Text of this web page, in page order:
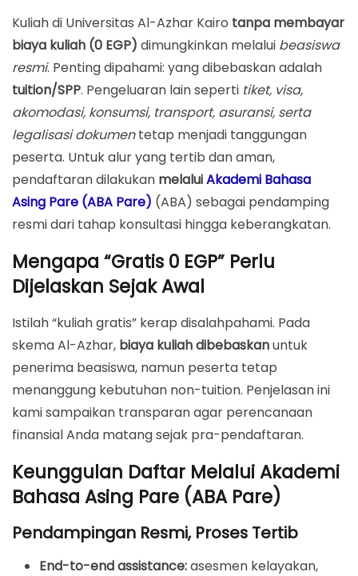
Mengapa “Gratis 0 EGP” Perlu Dijelaskan Sejak Awal
Keunggulan Daftar Melalui Akademi Bahasa Asing
Pare (ABA Pare)
Pendampingan Resmi, Proses Tertib
Legalitas & Kredibilitas Lembaga
Perbedaan Biaya Kuliah (0 EGP) vs. Biaya Non-Tuition
Yang Dibebaskan (Beasiswa)
Yang Wajib Disiapkan Peserta
Jalur Resmi & Peran Akademi Bahasa Asing Pare
(ABA Pare)
Langkah Pendaftaran 2025/2026 Melalui ABA
Persyaratan & Dokumen
Wajib
Opsional/Spesifik Skema
Layanan Tambahan ABA: Legalisasi & Persiapan
Bahasa Arab
Perencanaan)
Anti-Penipuan: Prinsip Keamanan Berkas &
Pembayaran
Strategi Lolos: Rekomendasi Akademik
Kuliah di Universitas Al-Azhar Kairo tanpa membayar
biaya kuliah (0 EGP) dimungkinkan melalui beasiswa
resmi. Penting dipahami: yang dibebaskan adalah
tuition/SPP. Pengeluaran lain seperti tiket, visa,
akomodasi, konsumsi, transport, asuransi, serta
legalisasi dokumentetap menjadi tanggungan
peserta. Untuk alur yang tertib dan aman,
pendaftaran dilakukan melaluiAkademi Bahasa
Asing Pare (ABA Pare) (ABA) sebagai pendamping
resmi dari tahap konsultasi hingga keberangkatan.
Mengapa “Gratis 0 EGP” Perlu
Dijelaskan Sejak Awal
Istilah “kuliah gratis” kerap disalahpahami. Pada
skema Al-Azhar, biaya kuliah dibebaskanuntuk
penerima beasiswa, namun peserta tetap
menanggung kebutuhan non-tuition. Penjelasan ini
kami sampaikan transparan agar perencanaan
finansial Anda matang sejak pra-pendaftaran.
Keunggulan Daftar Melalui Akademi
Bahasa Asing Pare (ABA Pare)
Pendampingan Resmi, Proses Tertib
End-to-end assistance:asesmen kelayakan,